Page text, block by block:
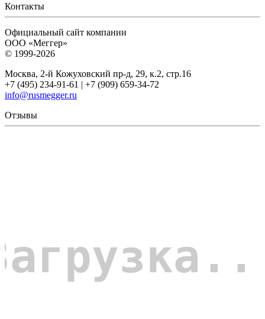
Контакты
Официальный сайт компании
ООО «Меггер»
© 1999-2026
Москва, 2-й Кожуховский пр-д, 29, к.2, стр.16
+7 (495) 234-91-61 | +7 (909) 659-34-72
info@rusmegger.ru
Отзывы